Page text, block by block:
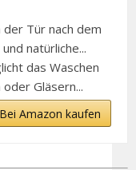
Tür nach dem
natürliche...
das Waschen
Gläsern...
Bei Amazon kaufen